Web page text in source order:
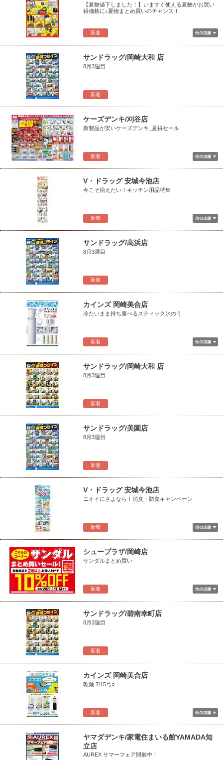
新着
【夏物値下しました！】いますぐ使える夏物がお買い
得価格に♪夏物まとめ買いのチャンス！
新着
サンドラッグ/岡崎大和 店
8月3週目
新着
ケーズデンキ/刈谷店
新製品が安いケーズデンキ_夏得セール
新着
V・ドラッグ 安城今池店
今こそ揃えたい！キッチン用品特集
新着
サンドラッグ/高浜店
8月3週目
新着
カインズ 岡崎美合店
冷たいまま持ち運べるスティック氷のう
新着
サンドラッグ/岡崎大和 店
8月3週目
新着
サンドラッグ/美園店
8月3週目
新着
V・ドラッグ 安城今池店
ニオイにさよなら！消臭・防臭キャンペーン
新着
シュープラザ/岡崎店
サンダルまとめ買い
新着
サンドラッグ/碧南幸町店
8月3週目
新着
カインズ 岡崎美合店
乾麺 7/15号○
ヤマダデンキ/家電住まいる館YAMADA知
立店
AUREX サマーフェア開催中！